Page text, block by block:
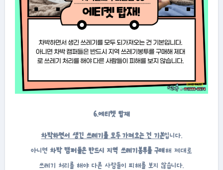
6.에티켓 탑재
차박하면서 생긴 쓰레기를 모두 가져오는 건 기본입니다.
아니면 차박 캠퍼들은 반드시 지역 쓰레기봉투를 구매해 제대로
쓰레기 처리를 해야 다른 사람들이 피해를 보지 않습니다.